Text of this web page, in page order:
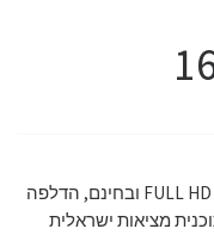
האח הגדול עונה 16 – הפרק המלא באיכות FULL HD ובחינם, הדלפה
מציאות ישראלית